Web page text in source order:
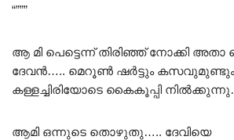
“”””
ആ മി പെട്ടെന്ന് തിരിഞ്ഞ് നോക്കി അതാ
ദേവൻ….. മെറൂൺ ഷർട്ടും
കള്ളച്ചിരിയോടെ കൈകൂപ്പി
ആമി ഒന്നുടെ തൊഴുതു….. ദേവിയെ